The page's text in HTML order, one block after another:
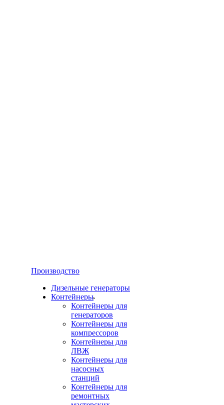
Производство
Дизельные генераторы
Контейнеры
Контейнеры для
генераторов
Контейнеры для
компрессоров
Контейнеры для
ЛВЖ
Контейнеры для
насосных
станций
Контейнеры для
ремонтных